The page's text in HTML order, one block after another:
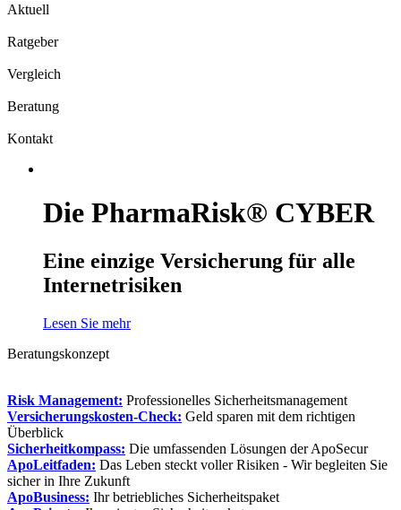
Aktuell
Ratgeber
Vergleich
Beratung
Kontakt
Die PharmaRisk® CYBER
Eine einzige Versicherung für alle
Internetrisiken
Lesen Sie mehr
Beratungskonzept
Risk Management: Professionelles Sicherheitsmanagement
Versicherungskosten-Check: Geld sparen mit dem richtigen
Überblick
Sicherheitkompass: Die umfassenden Lösungen der ApoSecur
ApoLeitfaden: Das Leben steckt voller Risiken - Wir begleiten Sie
sicher in Ihre Zukunft
ApoBusiness: Ihr betriebliches Sicherheitspaket